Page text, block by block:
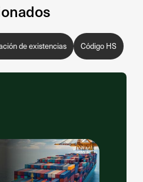
de existencias Código HS